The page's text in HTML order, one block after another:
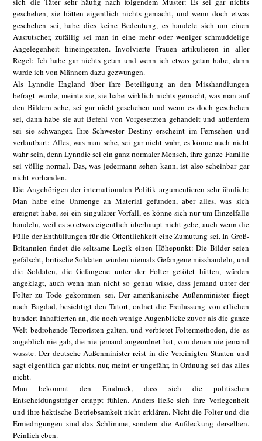
geschehen, sie hätten eigentlich nichts gemacht, und wenn doch etwas
geschehen sei, habe dies keine Bedeutung, es handele sich um einen
Ausrutscher, zufällig sei man in eine mehr oder weniger schmuddelige
Angelegenheit hineingeraten. Involvierte Frauen artikulieren in aller
Regel: Ich habe gar nichts getan und wenn ich etwas getan habe, dann
wurde ich von Männern dazu gezwungen.
Als Lynndie England über ihre Beteiligung an den Misshandlungen
befragt wurde, meinte sie, sie habe wirklich nichts gemacht, was man auf
den Bildern sehe, sei gar nicht geschehen und wenn es doch geschehen
sei, dann habe sie auf Befehl von Vorgesetzten gehandelt und außerdem
sei sie schwanger. Ihre Schwester Destiny erscheint im Fernsehen und
verlautbart: Alles, was man sehe, sei gar nicht wahr, es könne auch nicht
wahr sein, denn Lynndie sei ein ganz normaler Mensch, ihre ganze Familie
sei völlig normal. Das, was jedermann sehen kann, ist also scheinbar gar
nicht vorhanden.
Die Angehörigen der internationalen Politik argumentieren sehr ähnlich:
Man habe eine Unmenge an Material gefunden, aber alles, was sich
ereignet habe, sei ein singulärer Vorfall, es könne sich nur um Einzelfälle
handeln, weil es so etwas eigentlich überhaupt nicht gebe, auch wenn die
Fülle der Enthüllungen für die Öffentlichkeit eine Zumutung sei. In Groß-
Britannien findet die seltsame Logik einen Höhepunkt: Die Bilder seien
gefälscht, britische Soldaten würden niemals Gefangene misshandeln, und
die Soldaten, die Gefangene unter der Folter getötet hätten, würden
angeklagt, auch wenn man nicht so genau wisse, dass jemand unter der
Folter zu Tode gekommen sei. Der amerikanische Außenminister fliegt
nach Bagdad, besichtigt den Tatort, ordnet die Freilassung von etlichen
hundert Inhaftierten an, die noch wenige Augenblicke zuvor als die ganze
Welt bedrohende Terroristen galten, und verbietet Foltermethoden, die es
angeblich nie gab, die nie jemand angeordnet hat, von denen nie jemand
wusste. Der deutsche Außenminister reist in die Vereinigten Staaten und
sagt eigentlich gar nichts, nur, meint er ungefähr, in Ordnung sei das alles
nicht.
Man bekommt den Eindruck, dass sich die politischen
Entscheidungsträger ertappt fühlen. Anders ließe sich ihre Verlegenheit
und ihre hektische Betriebsamkeit nicht erklären. Nicht die Folter und die
Erniedrigungen sind das Schlimme, sondern die Aufdeckung derselben.
Peinlich eben.